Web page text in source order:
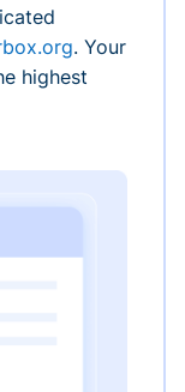
. Your
highest